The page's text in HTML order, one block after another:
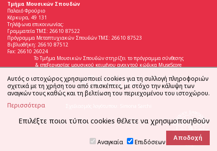
Τμήμα Μουσικών Σπουδών
Παλαιό Φρούριο
Κέρκυρα, 49 131
Τηλέφωνα επικοινωνίας:
Γραμματεία ΤΜΣ: 26610 87522
Πρόγραμμα Μεταπτυχιακών Σπουδών ΤΜΣ: 26610 87523
Βιβλιοθήκη: 26610 87512
Fax: 26610 26024
Το Τμήμα Μουσικών Σπουδών στηρίζει το πρόγραμμα σύνθεσης
& επεξεργασίας μουσικού κειμένου ανοιχτού κώδικα MuseScore
Αυτός ο ιστοχώρος χρησιμοποιεί cookies για τη συλλογή πληροφοριών
σχετικά με τη χρήση του από επισκέπτες, με στόχο την κάλυψη των
αναγκών τους καθώς και τη βελτίωση του περιεχομένου του ιστοχώρου.
Περισσότερα
Επιλέξτε ποιοι τύποι cookies θέλετε να χρησιμοποιηθούν
Αναγκαία Επιδόσεων